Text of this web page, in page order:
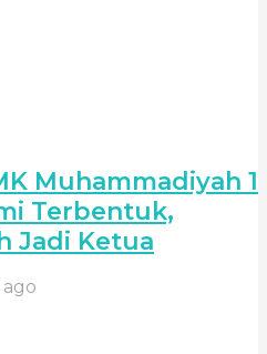
Muhammadiyah 1
Terbentuk,
Jadi Ketua